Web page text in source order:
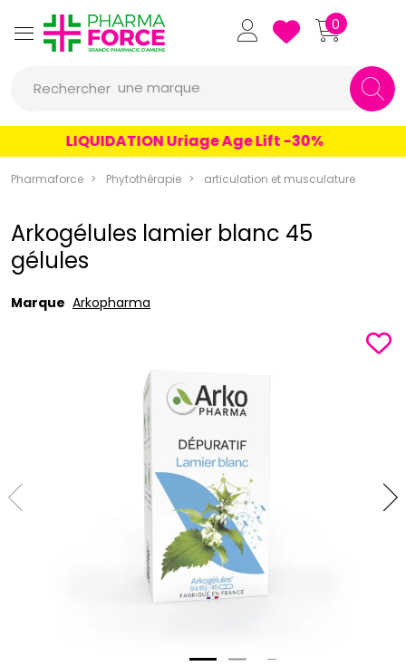
Pharmaforce Grande Pharmacie
0
Rechercher
un produit
une marque
LIQUIDATION Uriage Age Lift -30%
Pharmaforce Phytothérapie articulation et musculature
Arkogélules lamier blanc 45
gélules
Marque Arkopharma